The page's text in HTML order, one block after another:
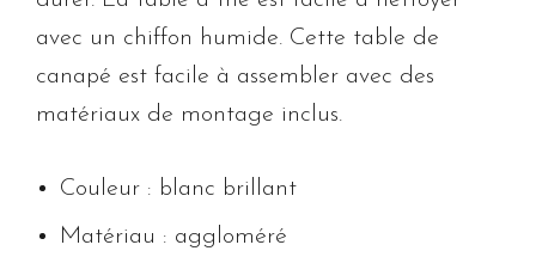
avec un chiffon humide. Cette table de
canapé est facile à assembler avec des
matériaux de montage inclus.
Couleur : blanc brillant
Matériau : aggloméré